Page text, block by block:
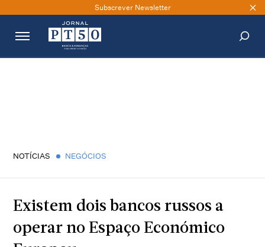
Subscrever Newsletter
NOTÍCIAS NEGÓCIOS
Existem dois bancos russos a
operar no Espaço Económico